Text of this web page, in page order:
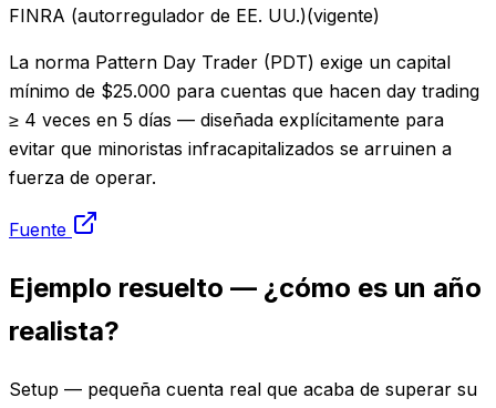
FINRA (autorregulador de EE. UU.)(vigente)
La norma Pattern Day Trader (PDT) exige un capital
mínimo de $25.000 para cuentas que hacen day trading
≥ 4 veces en 5 días — diseñada explícitamente para
evitar que minoristas infracapitalizados se arruinen a
fuerza de operar.
Fuente
Ejemplo resuelto — ¿cómo es un año
realista?
Setup — pequeña cuenta real que acaba de superar su